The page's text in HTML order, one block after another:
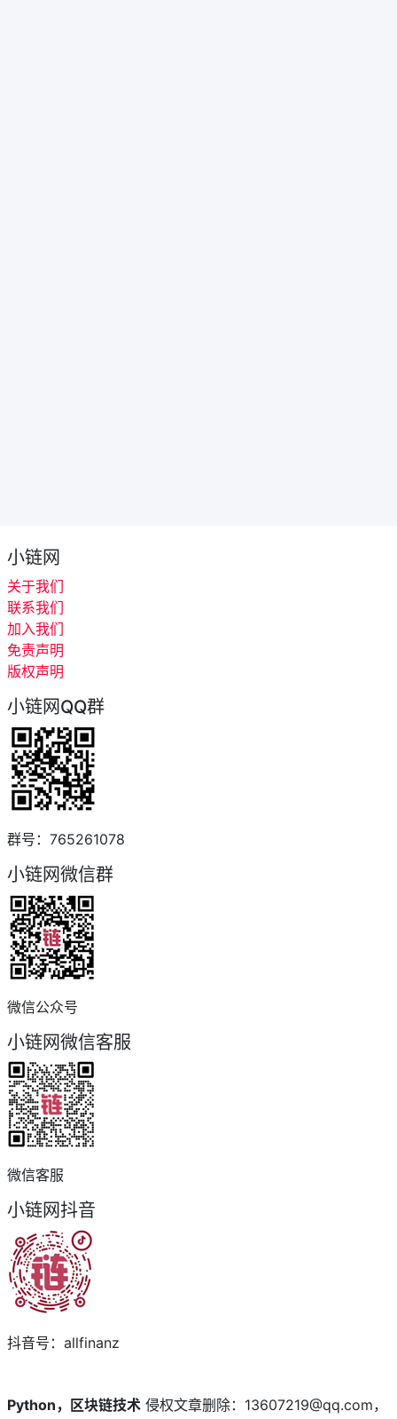
小链网
关于我们
联系我们
加入我们
免责声明
版权声明
小链网QQ群
群号：765261078
小链网微信群
微信公众号
小链网微信客服
微信客服
小链网抖音
抖音号：allfinanz
Python，区块链技术侵权文章删除：13607219@qq.com，